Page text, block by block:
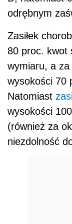
odrębnym
Zasiłek
80 proc. kwot
wymiaru, a
wysokości 70
Natomiast
wysokości
(również za
niezdolność